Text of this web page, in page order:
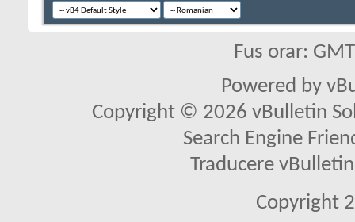
Fus orar:
Powered by
Copyright © 2026 vBulletin
Search Engine
Traducere
Copyright